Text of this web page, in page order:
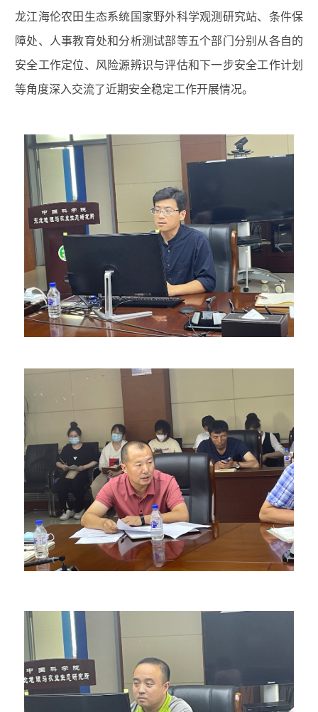
龙江海伦农田生态系统国家野外科学观测研究站、条件保
障处、人事教育处和分析测试部等五个部门分别从各自的
安全工作定位、风险源辨识与评估和下一步安全工作计划
等角度深入交流了近期安全稳定工作开展情况。